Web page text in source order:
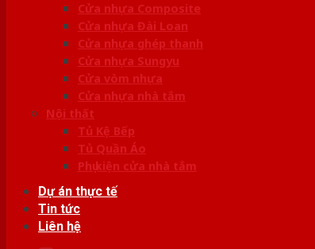
Cửa nhựa Composite
Cửa nhựa Đài Loan
Cửa nhựa ghép thanh
Cửa nhựa Sungyu
Cửa vòm nhựa
Cửa nhựa nhà tắm
Nội thất
Tủ Kệ Bếp
Tủ Quần Áo
Phụ kiện cửa nhà tắm
Dự án thực tế
Tin tức
Liên hệ